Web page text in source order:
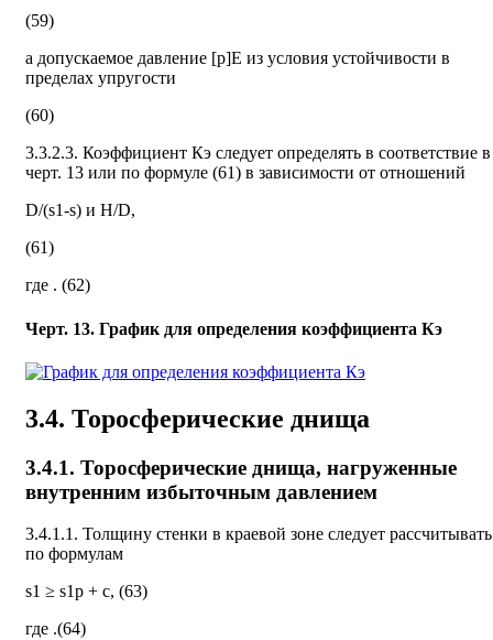
(59)
а допускаемое давление [р]Е из условия устойчивости в
пределах упругости
(60)
3.3.2.3. Коэффициент Кэ следует определять в соответствие в
черт. 13 или по формуле (61) в зависимости от отношений
D/(s1-s) и H/D,
(61)
где . (62)
Черт. 13. График для определения коэффициента Кэ
3.4. Торосферические днища
3.4.1. Торосферические днища, нагруженные
внутренним избыточным давлением
3.4.1.1. Толщину стенки в краевой зоне следует рассчитывать
по формулам
s1 ≥ s1p + c, (63)
где .(64)